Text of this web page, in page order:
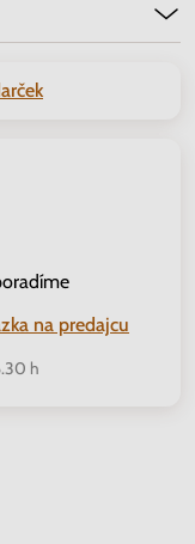
na predajcu
h